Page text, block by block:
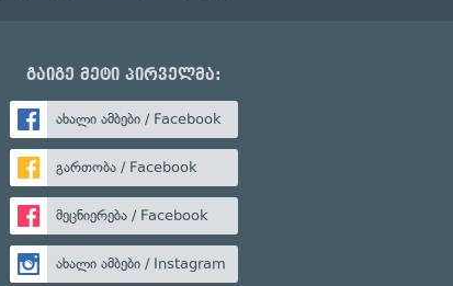
გაიგე მეტი პირველმა:
ახალი ამბები / Facebook
გართობა / Facebook
მეცნიერება / Facebook
ახალი ამბები / Instagram